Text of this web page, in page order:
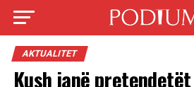
AKTUALITET
Kush janë